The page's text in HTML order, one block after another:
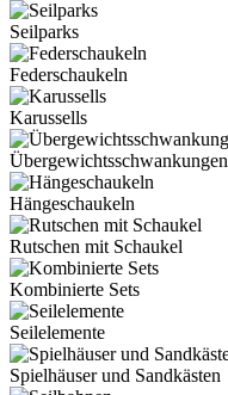
Seilparks
Federschaukeln
Karussells
Übergewichtsschwankungen
Hängeschaukeln
Rutschen mit Schaukel
Kombinierte Sets
Seilelemente
Spielhäuser und Sandkästen